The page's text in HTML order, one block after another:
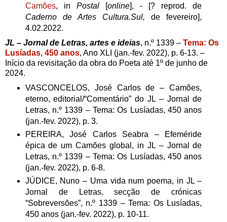
Camões, in Postal[online], - [? reprod. de
Caderno de Artes Cultura.Sul,de fevereiro],
4.02.2022.
JL – Jornal de Letras, artes e ideias, n.º 1339 – Tema: Os
Lusíadas, 450 anos, Ano XLI (jan.-fev. 2022), p. 6-13. –
Início da revisitação da obra do Poeta até 1º de junho de
2024.
VASCONCELOS, José Carlos de – Camões,
eterno, editorial/“Comentário” do JL – Jornal de
Letras, n.º 1339 – Tema: Os Lusíadas, 450 anos
(jan.-fev. 2022), p. 3.
PEREIRA, José Carlos Seabra – Efeméride
épica de um Camões global, in JL – Jornal de
Letras, n.º 1339 – Tema: Os Lusíadas, 450 anos
(jan.-fev. 2022), p. 6-8.
JÚDICE, Nuno – Uma vida num poema, in JL –
Jornal de Letras, secção de crónicas
“Sobreversões”, n.º 1339 – Tema: Os Lusíadas,
450 anos (jan.-fev. 2022), p. 10-11.